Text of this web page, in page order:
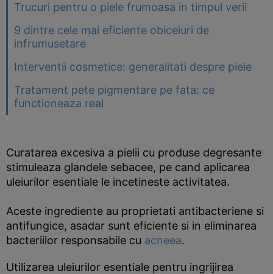
Trucuri pentru o piele frumoasa in timpul verii
9 dintre cele mai eficiente obiceiuri de
infrumusetare
Interventii cosmetice: generalitati despre piele
Tratament pete pigmentare pe fata: ce
functioneaza real
Curatarea excesiva a pielii cu produse degresante
stimuleaza glandele sebacee, pe cand aplicarea
uleiurilor esentiale le incetineste activitatea.
Aceste ingrediente au proprietati antibacteriene si
antifungice, asadar sunt eficiente si in eliminarea
bacteriilor responsabile cu acneea.
Utilizarea uleiurilor esentiale pentru ingrijirea